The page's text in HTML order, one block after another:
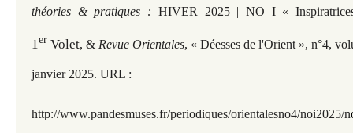
théories & pratiques : HIVER 2025 | NO I «
1er Volet, & Revue Orientales, « Déesses de l'Orient », n°4,
janvier 2025. URL :
http://www.pandesmuses.fr/periodiques/orientalesno4/noi2025/n